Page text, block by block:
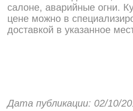
салоне, аварийные огни.
цене можно в
доставкой в указанное
Дата публикации: 02/10/